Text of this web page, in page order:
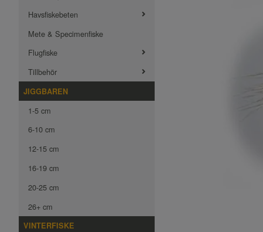
Havsfiskebeten
Mete & Specimenfiske
Flugfiske
Tillbehör
JIGGBAREN
1-5 cm
6-10 cm
12-15 cm
16-19 cm
20-25 cm
26+ cm
VINTERFISKE